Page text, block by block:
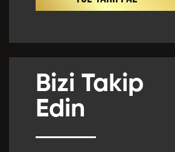
Bizi Takip
Edin
E-Posta *